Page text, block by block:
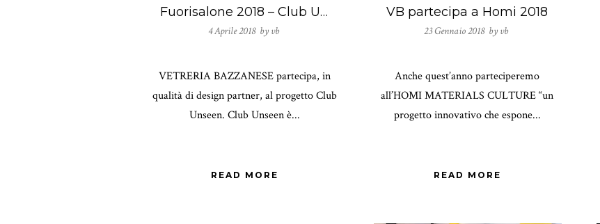
Fuorisalone 2018 – Club Unseen
4 Aprile 2018 by vb
VETRERIA BAZZANESE partecipa, in
qualità di design partner, al progetto Club
Unseen. Club Unseen è...
READ MORE
VB partecipa a Homi 2018
23 Gennaio 2018 by vb
Anche quest’anno parteciperemo
all’HOMI MATERIALS CULTURE “un
progetto innovativo che espone...
READ MORE